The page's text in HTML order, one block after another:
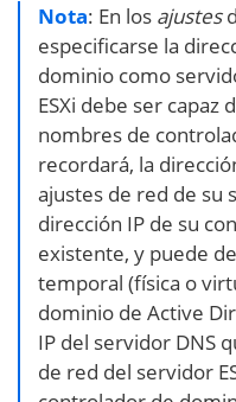
Nota: En los ajustes
especificarse la
dominio como
ESXi debe ser
nombres de
recordará, la
ajustes de red de su
dirección IP de su
existente, y puede
temporal (física o
dominio de Active
IP del servidor DNS
de red del servidor